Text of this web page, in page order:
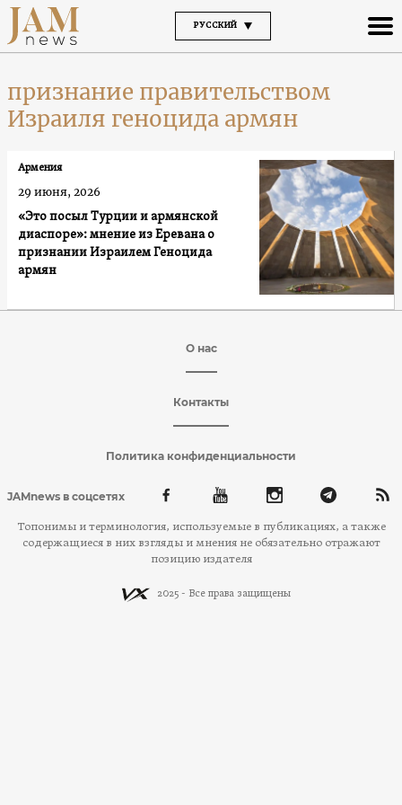
РУССКИЙ
признание правительством
Израиля геноцида армян
«Это посыл Турции и армянской
диаспоре»: мнение из Еревана о
признании Израилем Геноцида
армян
Армения
29 июня, 2026
О нас
Контакты
Политика конфиденциальности
JAMnews в соцсетях
Топонимы и терминология, используемые в публикациях, а также
содержащиеся в них взгляды и мнения не обязательно отражают
позицию издателя
2025 - Все права защищены